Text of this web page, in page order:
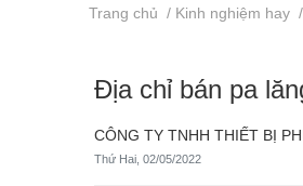
Trang chủ / Kinh nghiệm hay /
Địa chỉ bán pa
CÔNG TY TNHH THIẾT BỊ
Thứ Hai, 02/05/2022